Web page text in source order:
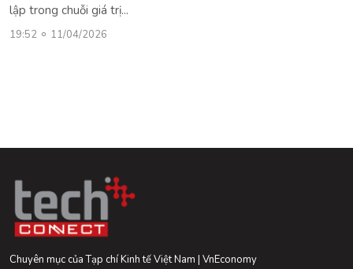
lập trong chuỗi giá trị...
19:52 11/04/2026
Chuyên mục của Tạp chí Kinh tế Việt Nam | VnEconomy